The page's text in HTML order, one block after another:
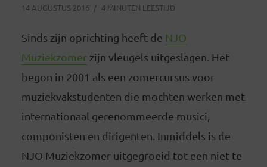
14 AUGUSTUS 2016
4 MINUTEN LEESTIJD
Sinds zijn oprichting heeft de NJO
Muziekzomerzijn vleugels uitgeslagen. Het
begon in 2001 als een zomercursus voor
muziekvakstudenten die mochten werken met
internationaal gerenommeerde musici,
componisten en dirigenten. Inmiddels is de
NJO Muziekzomer uitgegroeid tot een niet te